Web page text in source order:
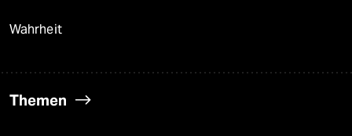
Wahrheit
Themen